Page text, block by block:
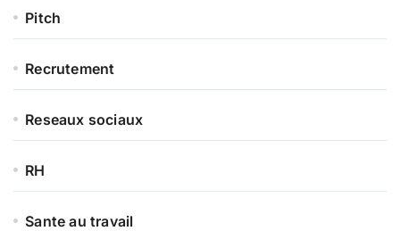
Pitch
Recrutement
Reseaux sociaux
RH
Sante au travail